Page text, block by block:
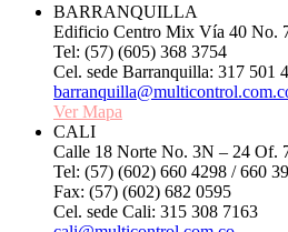
BARRANQUILLA
Edificio Centro Mix Vía 40 No.
Tel: (57) (605) 368 3754
Cel. sede Barranquilla: 317 501
Ver Mapa
CALI
Calle 18 Norte No. 3N – 24 Of.
Tel: (57) (602) 660 4298 / 660
Fax: (57) (602) 682 0595
Cel. sede Cali: 315 308 7163